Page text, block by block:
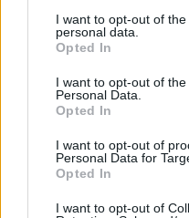
not limited to your visit or
grant or deny consent to
use your data for below
consent section.
I want to opt-out of
personal data.
Opted In
I want to opt-out of
Personal Data.
Opted In
I want to opt-out of
Personal Data for
Opted In
I want to opt-out of
Felicity Jones és Cailee